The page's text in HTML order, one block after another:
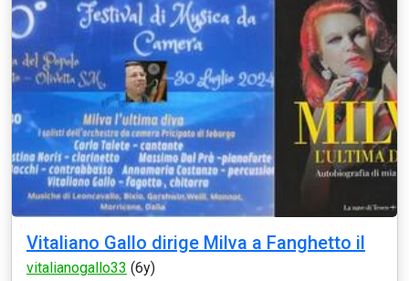
Vitaliano Gallo dirige Milva a Fanghetto il
vitalianogallo33 (6y)